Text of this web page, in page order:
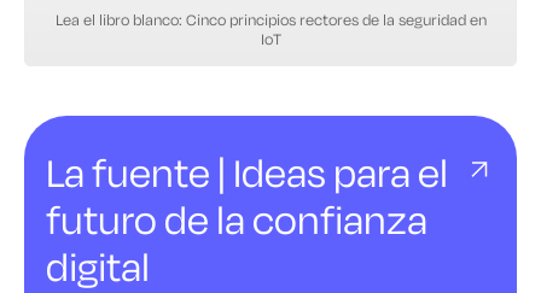
Lea el libro blanco: Cinco principios rectores de la seguridad en
IoT
La fuente | Ideas para el
futuro de la confianza
digital